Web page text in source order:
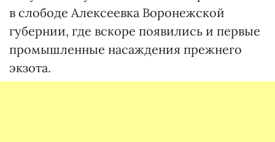
в слободе Алексеевка Воронежской
губернии, где вскоре появились и первые
промышленные насаждения прежнего
экзота.